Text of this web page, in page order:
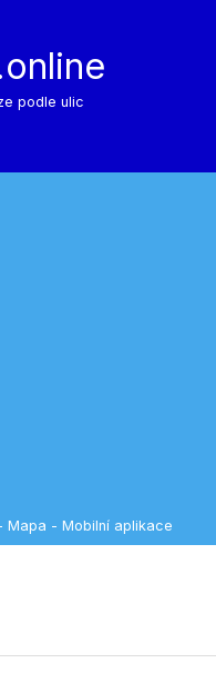
podle ulic
Mapa - Mobilní aplikace